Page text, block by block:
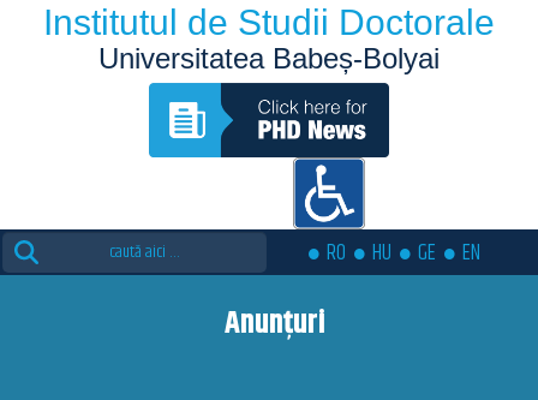
Institutul de Studii Doctorale
Universitatea Babeș-Bolyai
Search
for:
RO HU GE EN
Anunțuri